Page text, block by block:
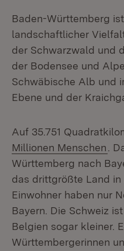
Baden-Württemberg
landschaftlicher
der Schwarzwald und
der Bodensee und
Schwäbische Alb und
Ebene und der
Auf 35.751
Millionen Menschen
.
Württemberg nach
das drittgrößte Land
Einwohner haben nur
Bayern. Die Schweiz
Belgien sogar kleiner.
Württembergerinnen